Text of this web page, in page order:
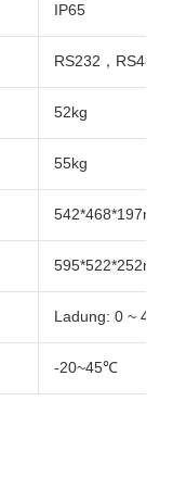
IP65
RS232，RS485
52kg
55kg
542*468*197mm
595*522*252mm
Ladung: 0 ~ 45
-20~45℃